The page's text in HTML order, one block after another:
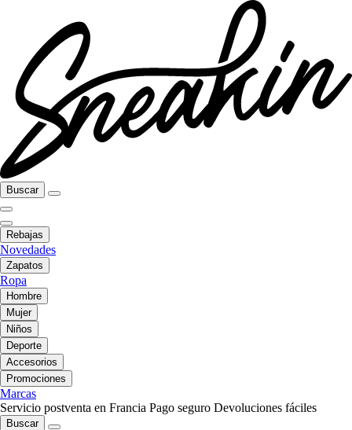
Buscar
Rebajas
Novedades
Zapatos
Ropa
Hombre
Mujer
Niños
Deporte
Accesorios
Promociones
Marcas
Servicio postventa en Francia Pago seguro Devoluciones fáciles
Buscar